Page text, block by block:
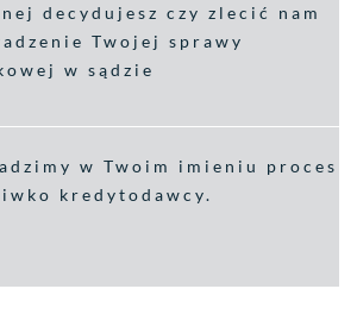
decydujesz czy zlecić nam
Twojej sprawy
w sądzie
w Twoim imieniu proces
kredytodawcy.